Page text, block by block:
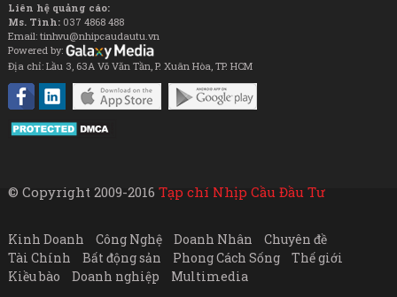
Liên hệ quảng cáo:
Ms. Tình: 037 4868 488
Email: tinhvu@nhipcaudautu.vn
Powered by:
Địa chỉ: Lầu 3, 63A Võ Văn Tần, P. Xuân Hòa, TP. HCM
© Copyright 2009-2016 Tạp chí Nhịp Cầu Đầu Tư
Kinh Doanh Công Nghệ Doanh Nhân
Chuyên đề
Tài Chính
Bất động sản Phong Cách Sống
Thế giới
Kiều bào
Doanh nghiệp Multimedia